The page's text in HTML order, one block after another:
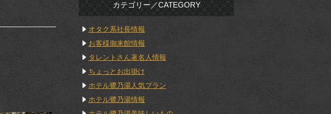
カテゴリー／CATEGORY
オタク系社長情報
お客様御来館情報
タレントさん著名人情報
ちょっとお出掛け
ホテル鷺乃湯人気プラン
ホテル鷺乃湯情報